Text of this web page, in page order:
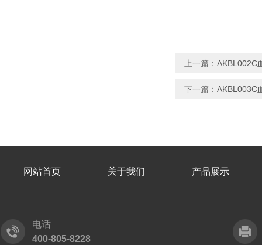
上一篇： AKBL002C
下一篇： AKBL003C
网站首页 关于我们 产品展示
电话
400-805-8228